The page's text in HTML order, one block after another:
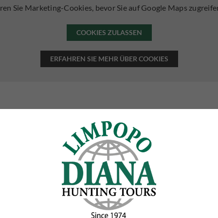
Sie Marketing-Cookies, bevor Sie auf Google Maps
COOKIES ZULASSEN
ERFAHREN SIE MEHR ÜBER COOKIES
Wählen Sie Ihren